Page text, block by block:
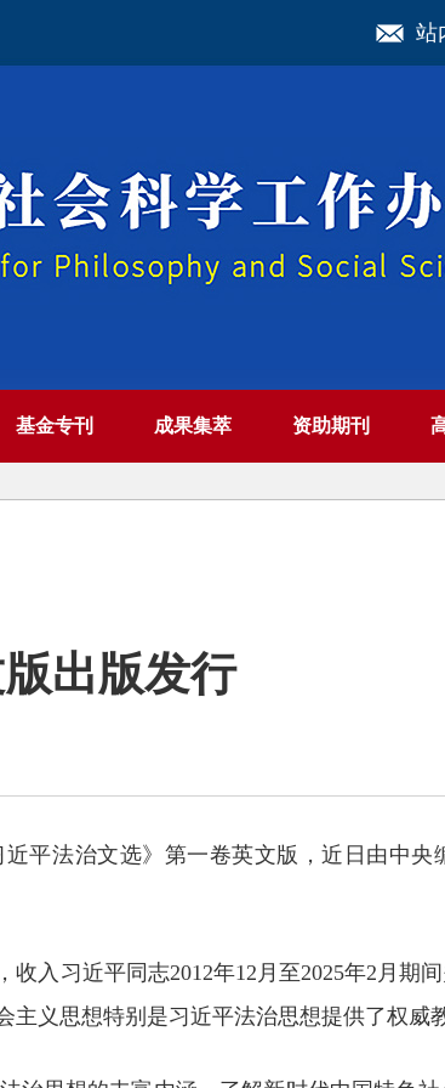
站
基金专刊 成果集萃 资助期刊
出版发行
平法治文选》第一卷英文版，近日由中
入习近平同志2012年12月至2025年2月期
义思想特别是习近平法治思想提供了权威